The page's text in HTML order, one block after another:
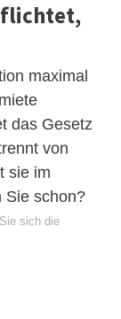
maximal
das Gesetz
von
sie im
Sie schon?
sich die